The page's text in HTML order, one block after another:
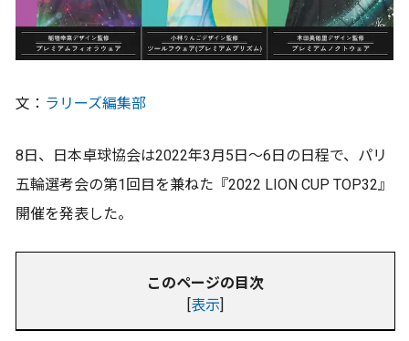
文： ラリーズ編集部
8日、日本卓球協会は2022年3月5日～6日の日程で、パリ
五輪選考会の第1回目を兼ねた『2022 LION CUP TOP32』
開催を発表した。
このページの目次
表示